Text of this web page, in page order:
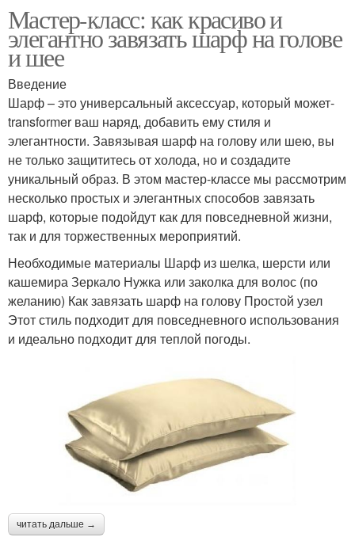
Мастер-класс: как красиво и
элегантно завязать шарф на голове
и шее
Введение
Шарф – это универсальный аксессуар, который может-
transformer ваш наряд, добавить ему стиля и
элегантности. Завязывая шарф на голову или шею, вы
не только защититесь от холода, но и создадите
уникальный образ. В этом мастер-классе мы рассмотрим
несколько простых и элегантных способов завязать
шарф, которые подойдут как для повседневной жизни,
так и для торжественных мероприятий.
Необходимые материалы Шарф из шелка, шерсти или
кашемира Зеркало Нужка или заколка для волос (по
желанию) Как завязать шарф на голову Простой узел
Этот стиль подходит для повседневного использования
и идеально подходит для теплой погоды.
читать дальше →